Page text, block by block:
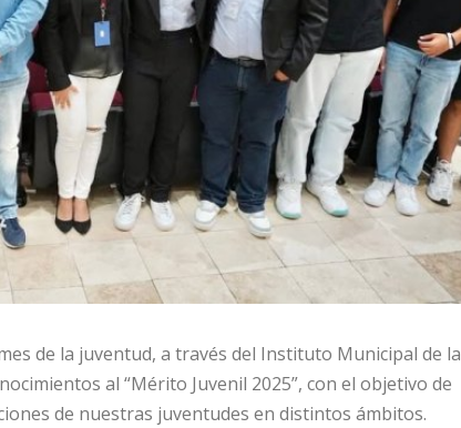
de la juventud, a través del Instituto Municipal de la
al “Mérito Juvenil 2025”, con el objetivo de
de nuestras juventudes en distintos ámbitos.